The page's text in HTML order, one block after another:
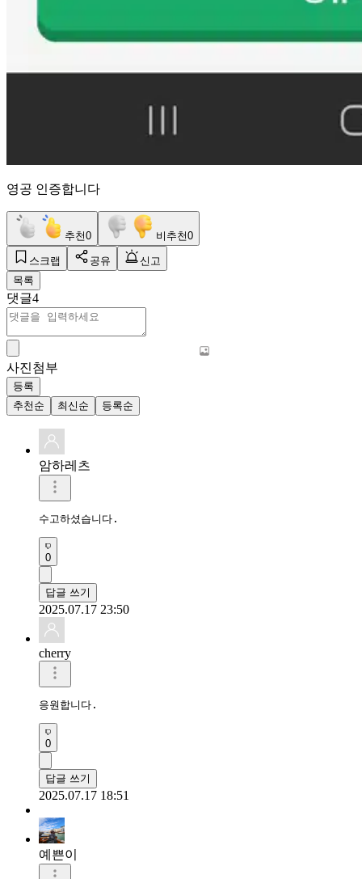
영공 인증합니다
추천0 비추천0
스크랩 공유
신고
목록
댓글4
사진첨부
등록
추천순
최신순 등록순
암하레츠
수고하셨습니다.
0
답글 쓰기
2025.07.17 23:50
cherry
응원합니다.
0
답글 쓰기
2025.07.17 18:51
예쁜이